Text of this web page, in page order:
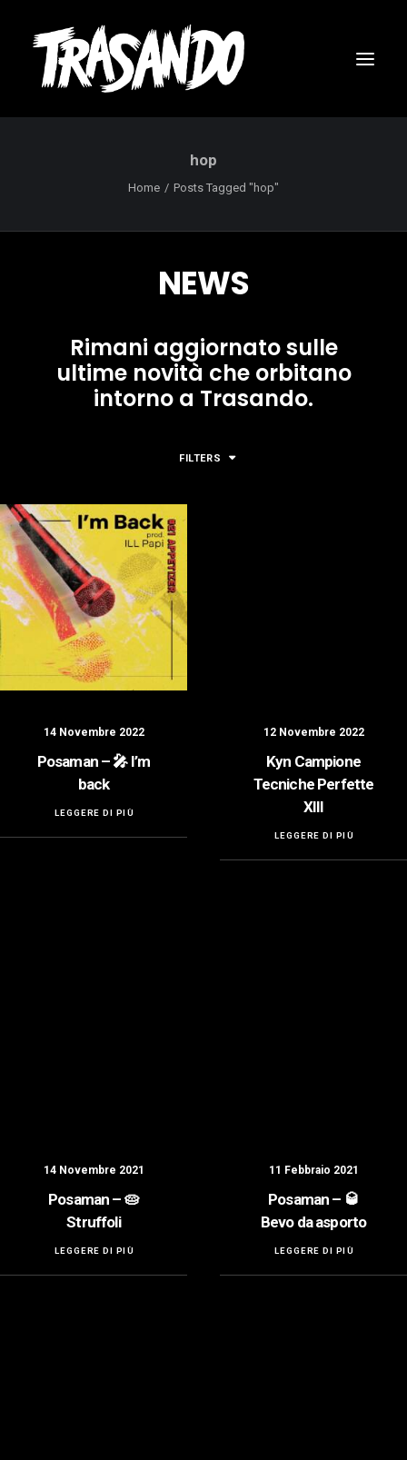
RICERCA
hop
Home Posts Tagged "hop"
NEWS
Rimani aggiornato sulle
ultime novità che orbitano
intorno a Trasando.
FILTERS
14 Novembre 2022
Posaman – 🎤 I’m
back
LEGGERE DI PIÙ
12 Novembre 2022
Kyn Campione
Tecniche Perfette
XIII
LEGGERE DI PIÙ
14 Novembre 2021
Posaman – 🥧
Struffoli
LEGGERE DI PIÙ
11 Febbraio 2021
Posaman – 🥃
Bevo da asporto
LEGGERE DI PIÙ